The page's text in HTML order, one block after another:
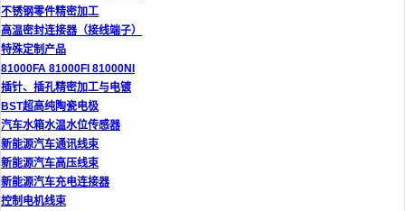
不锈钢零件精密加工
高温密封连接器（接线端子）
特殊定制产品
81000FA 81000FI 81000NI
插针、插孔精密加工与电镀
BST超高纯陶瓷电极
汽车水箱水温水位传感器
新能源汽车通讯线束
新能源汽车高压线束
新能源汽车充电连接器
控制电机线束